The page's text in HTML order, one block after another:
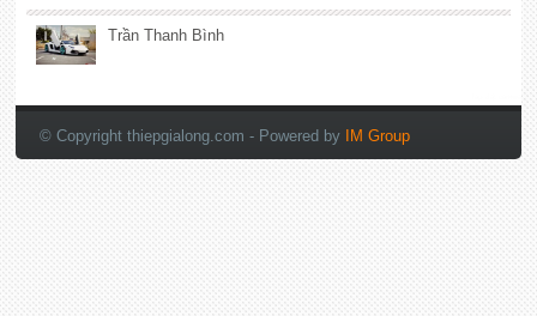
Trần Thanh Bình
© Copyright thiepgialong.com - Powered by IM Group